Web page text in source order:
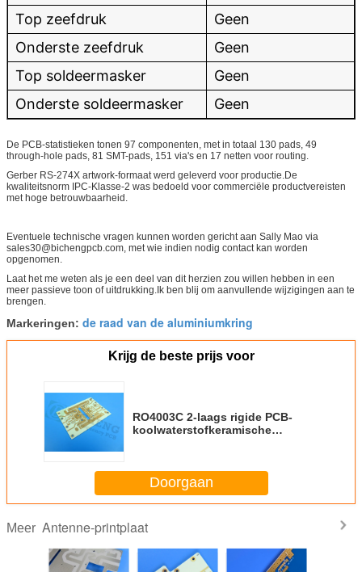
Top zeefdruk
Geen
Onderste zeefdruk
Geen
Top soldeermasker
Geen
Onderste soldeermasker
Geen
De PCB-statistieken tonen 97 componenten, met in totaal 130 pads, 49
through-hole pads, 81 SMT-pads, 151 via's en 17 netten voor routing.
Gerber RS-274X artwork-formaat werd geleverd voor productie.De
kwaliteitsnorm IPC-Klasse-2 was bedoeld voor commerciële productvereisten
met hoge betrouwbaarheid.
Eventuele technische vragen kunnen worden gericht aan Sally Mao via
sales30@bichengpcb.com, met wie indien nodig contact kan worden
opgenomen.
Laat het me weten als je een deel van dit herzien zou willen hebben in een
meer passieve toon of uitdrukking.Ik ben blij om aanvullende wijzigingen aan te
brengen.
Markeringen: de raad van de aluminiumkring
Krijg de beste prijs voor
RO4003C 2-laags rigide PCB-
koolwaterstofkeramische
Doorgaan
Meer Antenne-printplaat